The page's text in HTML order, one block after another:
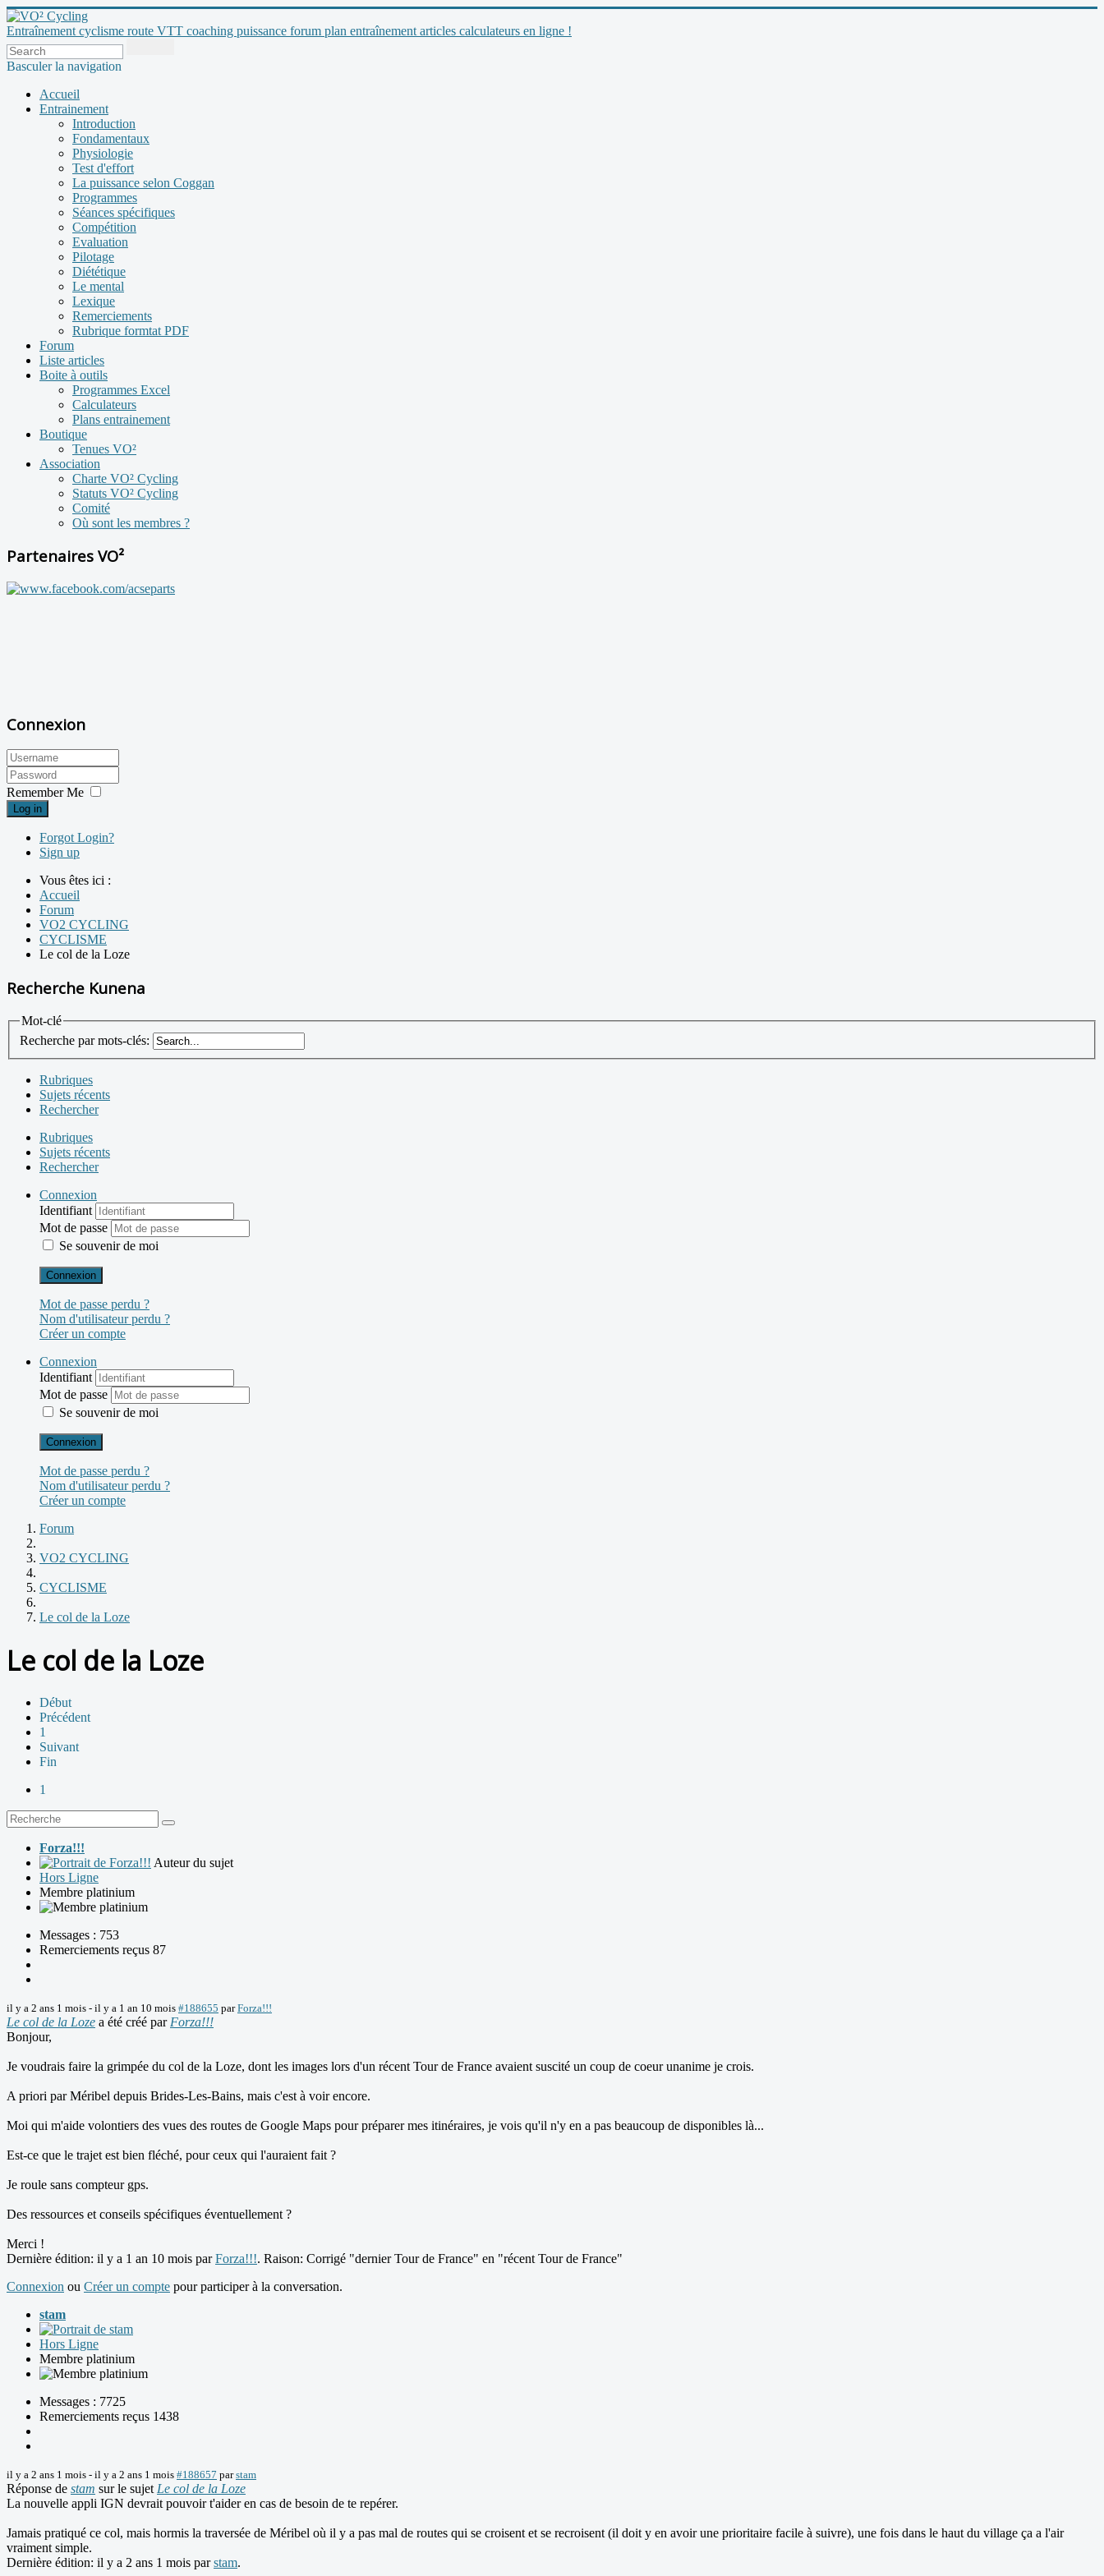
Entraînement cyclisme route VTT coaching puissance forum plan entraînement articles calculateurs en ligne !
Basculer la navigation
Accueil
Entrainement
Introduction
Fondamentaux
Physiologie
Test d'effort
La puissance selon Coggan
Programmes
Séances spécifiques
Compétition
Evaluation
Pilotage
Diététique
Le mental
Lexique
Remerciements
Rubrique formtat PDF
Forum
Liste articles
Boite à outils
Programmes Excel
Calculateurs
Plans entrainement
Boutique
Tenues VO²
Association
Charte VO² Cycling
Statuts VO² Cycling
Comité
Où sont les membres ?
Partenaires VO²
Connexion
Remember Me
Log in
Forgot Login?
Sign up
Vous êtes ici :
Accueil
Forum
VO2 CYCLING
CYCLISME
Le col de la Loze
Recherche Kunena
Mot-clé
Recherche par mots-clés:
Rubriques
Sujets récents
Rechercher
Rubriques
Sujets récents
Rechercher
Connexion
Identifiant
Mot de passe
Se souvenir de moi
Connexion
Mot de passe perdu ?
Nom d'utilisateur perdu ?
Créer un compte
Connexion
Identifiant
Mot de passe
Se souvenir de moi
Connexion
Mot de passe perdu ?
Nom d'utilisateur perdu ?
Créer un compte
Forum
VO2 CYCLING
CYCLISME
Le col de la Loze
Le col de la Loze
Début
Précédent
1
Suivant
Fin
1
Forza!!!
Auteur du sujet
Hors Ligne
Membre platinium
Messages : 753
Remerciements reçus 87
il y a 2 ans 1 mois - il y a 1 an 10 mois #188655 parForza!!!
Le col de la Loze a été créé par Forza!!!
Bonjour,
Je voudrais faire la grimpée du col de la Loze, dont les images lors d'un récent Tour de France avaient suscité un coup de coeur unanime je crois.
A priori par Méribel depuis Brides-Les-Bains, mais c'est à voir encore.
Moi qui m'aide volontiers des vues des routes de Google Maps pour préparer mes itinéraires, je vois qu'il n'y en a pas beaucoup de disponibles là...
Est-ce que le trajet est bien fléché, pour ceux qui l'auraient fait ?
Je roule sans compteur gps.
Des ressources et conseils spécifiques éventuellement ?
Merci !
Dernière édition: il y a 1 an 10 mois parForza!!!. Raison: Corrigé "dernier Tour de France" en "récent Tour de France"
Connexion ou Créer un compte pour participer à la conversation.
stam
Hors Ligne
Membre platinium
Messages : 7725
Remerciements reçus 1438
il y a 2 ans 1 mois - il y a 2 ans 1 mois #188657 parstam
Réponse de stam sur le sujet Le col de la Loze
La nouvelle appli IGN devrait pouvoir t'aider en cas de besoin de te repérer.
Jamais pratiqué ce col, mais hormis la traversée de Méribel où il y a pas mal de routes qui se croisent et se recroisent (il doit y en avoir une prioritaire facile à suivre), une fois dans le haut du village ça a l'air
vraiment simple.
Dernière édition: il y a 2 ans 1 mois parstam.